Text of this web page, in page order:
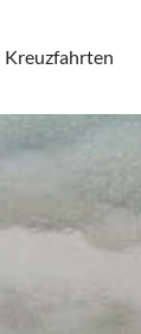
Kreuzfahrten